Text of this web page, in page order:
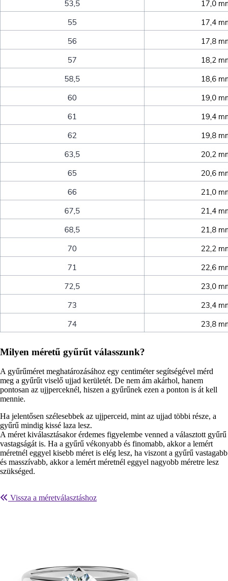
Milyen méretű gyűrűt válasszunk?
A gyűrűméret meghatározásához egy centiméter segítségével mérd
meg a gyűrűt viselő ujjad kerületét. De nem ám akárhol, hanem
pontosan az ujjperceknél, hiszen a gyűrűnek ezen a ponton is át kell
mennie.
Ha jelentősen szélesebbek az ujjperceid, mint az ujjad többi része, a
gyűrű mindig kissé laza lesz.
A méret kiválasztásakor érdemes figyelembe venned a választott gyűrű
vastagságát is. Ha a gyűrű vékonyabb és finomabb, akkor a lemért
méretnél eggyel kisebb méret is elég lesz, ha viszont a gyűrű vastagabb
és masszívabb, akkor a lemért méretnél eggyel nagyobb méretre lesz
szükséged.
Vissza a méretválasztáshoz